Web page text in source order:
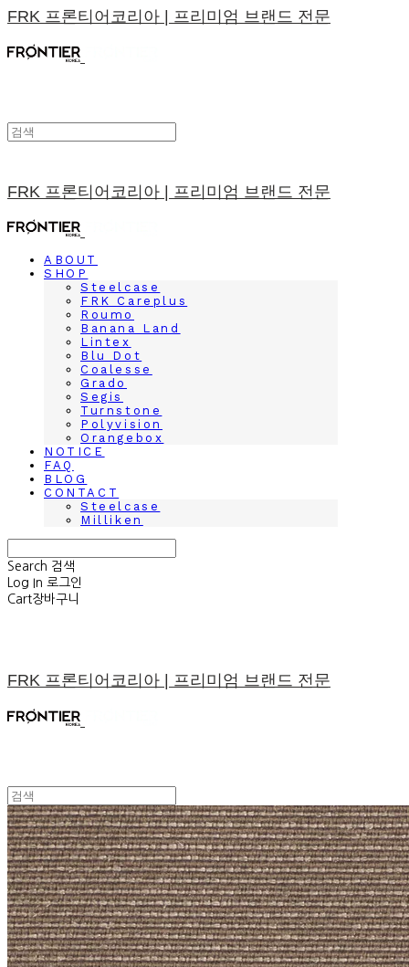
FRK 프론티어코리아 | 프리미엄 브랜드 전문
FRK 프론티어코리아 | 프리미엄 브랜드 전문
ABOUT
SHOP
Steelcase
FRK Careplus
Roumo
Banana Land
Lintex
Blu Dot
Coalesse
Grado
Segis
Turnstone
Polyvision
Orangebox
NOTICE
FAQ
BLOG
CONTACT
Steelcase
Milliken
Search 검색
Log In 로그인
Cart장바구니
FRK 프론티어코리아 | 프리미엄 브랜드 전문